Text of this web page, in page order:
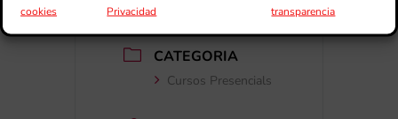
cookies
Privacidad
transparencia
CATEGORIA
Cursos Presencials